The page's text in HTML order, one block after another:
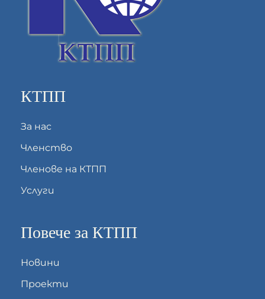
КТПП
За нас
Членство
Членове на КТПП
Услуги
Повече за КТПП
Новини
Проекти